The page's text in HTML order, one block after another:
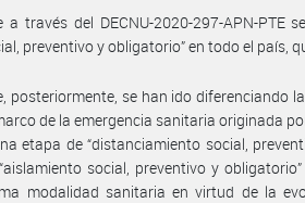
a través del DECNU-2020-297-APN-PTE
preventivo y obligatorio” en todo el país,
posteriormente, se han ido diferenciando
de la emergencia sanitaria originada
etapa de “distanciamiento social,
social, preventivo y
modalidad sanitaria en virtud de la